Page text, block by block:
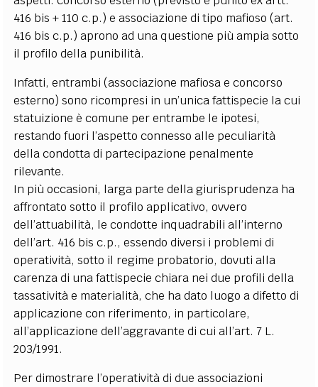
416 bis + 110 c.p.) e associazione di tipo mafioso (art.
416 bis c.p.) aprono ad una questione più ampia sotto
il profilo della punibilità.
Infatti, entrambi (associazione mafiosa e concorso
esterno) sono ricompresi in un’unica fattispecie la cui
statuizione è comune per entrambe le ipotesi,
restando fuori l’aspetto connesso alle peculiarità
della condotta di partecipazione penalmente
rilevante.
In più occasioni, larga parte della giurisprudenza ha
affrontato sotto il profilo applicativo, ovvero
dell’attuabilità, le condotte inquadrabili all’interno
dell’art. 416 bis c.p., essendo diversi i problemi di
operatività, sotto il regime probatorio, dovuti alla
carenza di una fattispecie chiara nei due profili della
tassatività e materialità, che ha dato luogo a difetto di
applicazione con riferimento, in particolare,
all’applicazione dell’aggravante di cui all’art. 7 L.
203/1991.
Per dimostrare l’operatività di due associazioni